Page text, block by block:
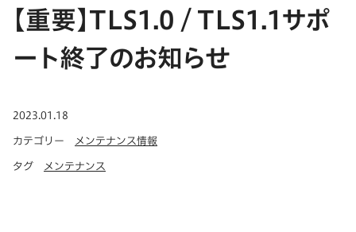
【重要】TLS1.0 / TLS1.1サポ
ート終了のお知らせ
公開日
2023.01.18
カテゴリー
メンテナンス情報
タグ
メンテナンス